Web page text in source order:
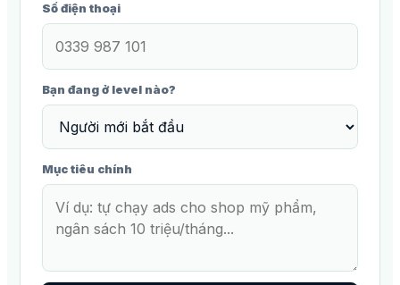
Số điện thoại
Bạn đang ở level nào?
Mục tiêu chính